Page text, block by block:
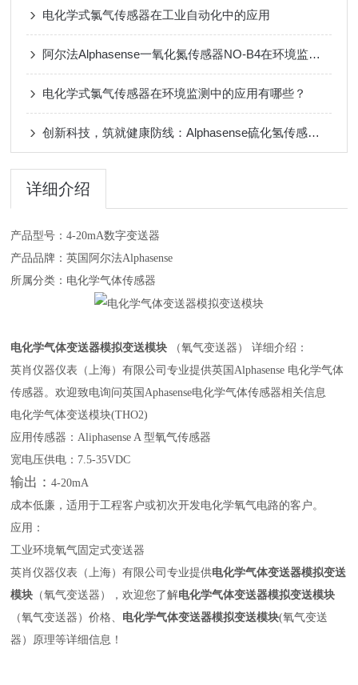
电化学式氯气传感器在工业自动化中的应用
阿尔法Alphasense一氧化氮传感器NO-B4在环境监测中的应用
电化学式氯气传感器在环境监测中的应用有哪些？
创新科技，筑就健康防线：Alphasense硫化氢传感器在医疗领域的深度应用
详细介绍
产品型号：4-20mA数字变送器
产品品牌：英国阿尔法Alphasense
所属分类：电化学气体传感器
电化学气体变送器模拟变送模块 （氧气变送器） 详细介绍：
英肖仪器仪表（上海）有限公司专业提供英国Alphasense 电化学气体
传感器。欢迎致电询问英国Aphasense电化学气体传感器相关信息
电化学气体变送模块(THO2)
应用传感器：Aliphasense A 型氧气传感器
宽电压供电：7.5-35VDC
输出：4-20mA
成本低廉，适用于工程客户或初次开发电化学氧气电路的客户。
应用：
工业环境氧气固定式变送器
英肖仪器仪表（上海）有限公司专业提供电化学气体变送器模拟变送
模块 （氧气变送器），欢迎您了解电化学气体变送器模拟变送模块
（氧气变送器）价格、 电化学气体变送器模拟变送模块(氧气变送
器）原理等详细信息！